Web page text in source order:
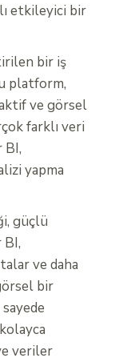
etkileyici bir
bir iş
platform,
ve görsel
farklı veri
BI,
yapma
güçlü
ve daha
bir
veriler